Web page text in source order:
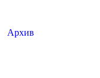
Архив